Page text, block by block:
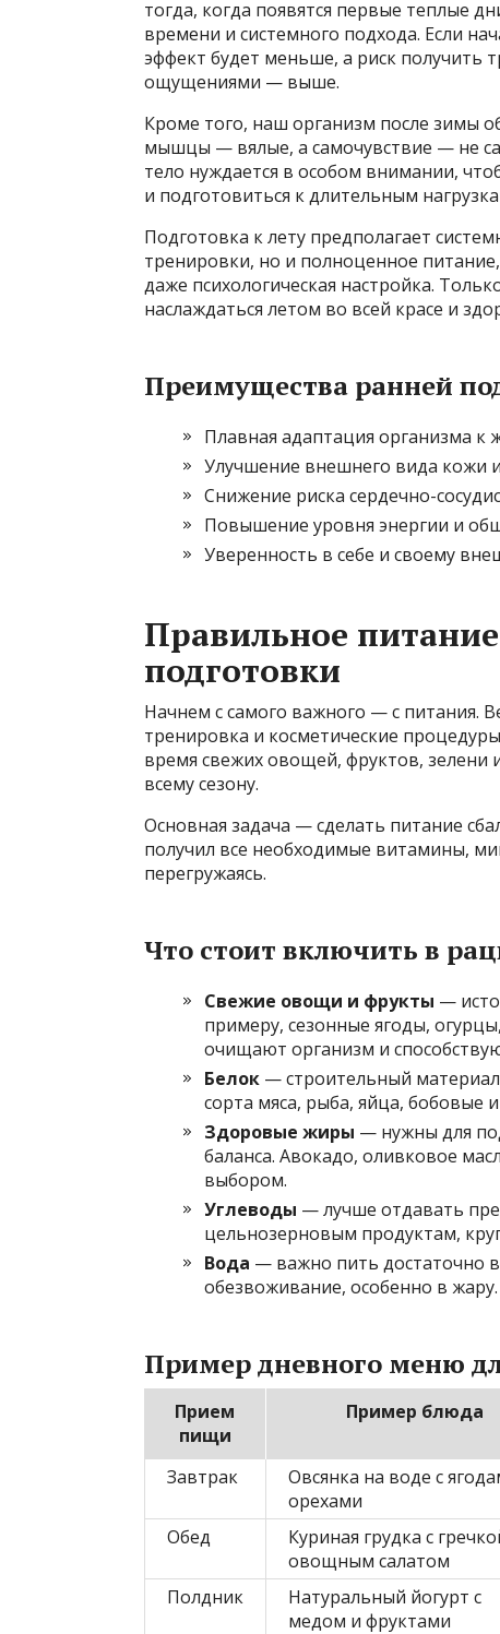
тогда, когда появятся первые теплые
времени и системного подхода. Если
эффект будет меньше, а риск получить
ощущениями — выше.
Кроме того, наш организм после зимы
мышцы — вялые, а самочувствие — не
тело нуждается в особом внимании,
и подготовиться к длительным
Подготовка к лету предполагает
тренировки, но и полноценное
даже психологическая настройка.
наслаждаться летом во всей красе и
Преимущества ранней
Плавная адаптация организма к
Улучшение внешнего вида кожи
Снижение риска сердечно-
Повышение уровня энергии и
Уверенность в себе и своему
Правильное
подготовки
Начнем с самого важного — с питания.
тренировка и косметические
время свежих овощей, фруктов, зелени
всему сезону.
Основная задача — сделать питание
получил все необходимые витамины,
перегружаясь.
Что стоит включить в
Свежие овощи и фрукты —
примеру, сезонные ягоды,
очищают организм и
Белок — строительный
сорта мяса, рыба, яйца, бобовые
Здоровые жиры — нужны для
баланса. Авокадо, оливковое
выбором.
Углеводы — лучше отдавать
цельнозерновым продуктам,
Вода — важно пить достаточно
обезвоживание, особенно в жару.
Пример дневного меню
Прием
пищи
Пример блюда
Завтрак
Овсянка на воде с
орехами
Обед
Куриная грудка с
овощным салатом
Полдник
Натуральный йогурт с
медом и фруктами